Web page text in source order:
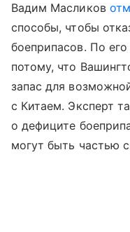
Вадим Масликов
способы, чтобы
боеприпасов. По
потому, что
запас для
с Китаем. Эксперт
о дефиците
могут быть частью